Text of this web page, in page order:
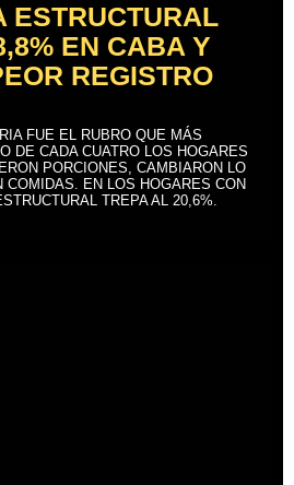
ESTRUCTURAL
EN CABA Y
REGISTRO
FUE EL RUBRO QUE MÁS
DE CADA CUATRO LOS HOGARES
PORCIONES, CAMBIARON LO
COMIDAS. EN LOS HOGARES CON
TREPA AL 20,6%.